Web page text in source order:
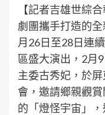
【記者吉雄世綜
劇團攜手打造的
月26日至28日連
區盛大演出，2月
主委古秀妃，於
會，邀請鄉親觀
的「燈怪宇宙」